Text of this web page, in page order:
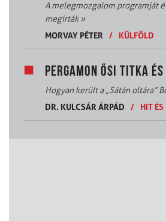
A melegmozgalom programját
megírták»
MORVAY PÉTER
/ KÜLFÖLD
PERGAMON ŐSI TITKA
Hogyan került a „Sátán oltára”
DR. KULCSÁR ÁRPÁD
/ HIT ÉS